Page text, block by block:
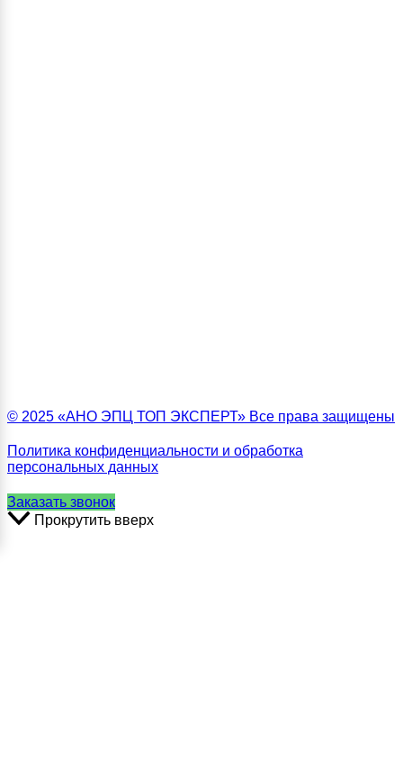
© 2025 «АНО ЭПЦ ТОП ЭКСПЕРТ» Все права защищены
Политика конфиденциальности и обработка
персональных данных
Заказать звонок
Прокрутить вверх